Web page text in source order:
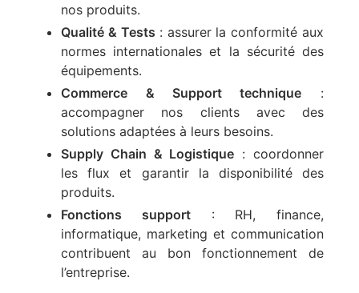
nos produits.
Qualité & Tests : assurer la conformité aux
normes internationales et la sécurité des
équipements.
Commerce & Support technique :
accompagner nos clients avec des
solutions adaptées à leurs besoins.
Supply Chain & Logistique : coordonner
les flux et garantir la disponibilité des
produits.
Fonctions support: RH, finance,
informatique, marketing et communication
contribuent au bon fonctionnement de
l’entreprise.